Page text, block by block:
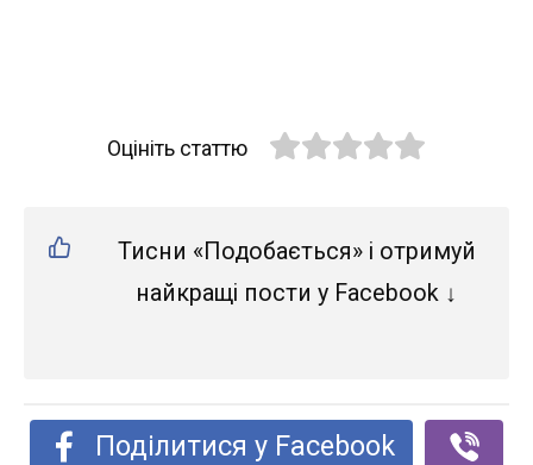
Оцініть статтю
Тисни «Подобається» і отримуй
найкращі пости у Facebook ↓
Поділитися у Facebook